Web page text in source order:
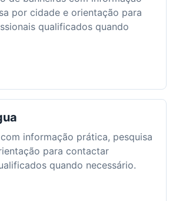
por cidade e orientação para
qualificados quando
informação prática, pesquisa
para contactar
quando necessário.